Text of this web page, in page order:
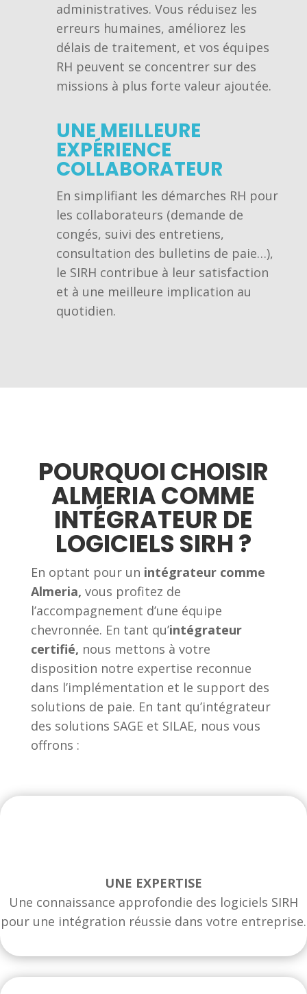
administratives. Vous réduisez les
erreurs humaines, améliorez les
délais de traitement, et vos équipes
RH peuvent se concentrer sur des
missions à plus forte valeur ajoutée.
UNE MEILLEURE
EXPÉRIENCE
COLLABORATEUR
En simplifiant les démarches RH pour
les collaborateurs (demande de
congés, suivi des entretiens,
consultation des bulletins de paie…),
le SIRH contribue à leur satisfaction
et à une meilleure implication au
quotidien.
POURQUOI CHOISIR
ALMERIA COMME
INTÉGRATEUR DE
LOGICIELS SIRH ?
En optant pour un intégrateur comme
Almeria, vous profitez de
l’accompagnement d’une équipe
chevronnée. En tant qu’intégrateur
certifié, nous mettons à votre
disposition notre expertise reconnue
dans l’implémentation et le support des
solutions de paie. En tant qu’intégrateur
des solutions SAGE et SILAE, nous vous
offrons :
UNE EXPERTISE
Une connaissance approfondie des logiciels SIRH
pour une intégration réussie dans votre entreprise.